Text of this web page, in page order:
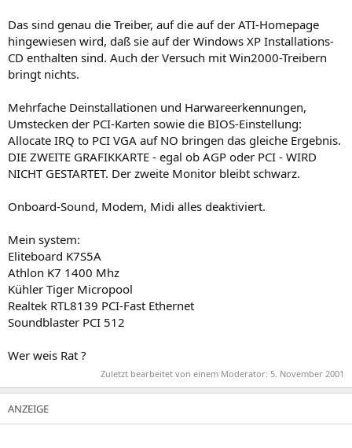
Das sind genau die Treiber, auf die auf der ATI-Homepage
hingewiesen wird, daß sie auf der Windows XP Installations-
CD enthalten sind. Auch der Versuch mit Win2000-Treibern
bringt nichts.
Mehrfache Deinstallationen und Harwareerkennungen,
Umstecken der PCI-Karten sowie die BIOS-Einstellung:
Allocate IRQ to PCI VGA auf NO bringen das gleiche Ergebnis.
DIE ZWEITE GRAFIKKARTE - egal ob AGP oder PCI - WIRD
NICHT GESTARTET. Der zweite Monitor bleibt schwarz.
Onboard-Sound, Modem, Midi alles deaktiviert.
Mein system:
Eliteboard K7S5A
Athlon K7 1400 Mhz
Kühler Tiger Micropool
Realtek RTL8139 PCI-Fast Ethernet
Soundblaster PCI 512
Wer weis Rat ?
Zuletzt bearbeitet von einem Moderator: 5. November 2001